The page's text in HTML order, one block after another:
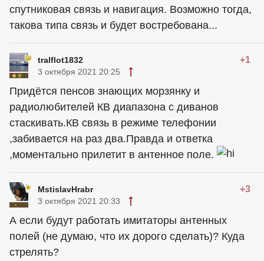
спутниковая связь и навигация. Возможно тогда,
такова типа связь и будет востребована...
tralflot1832 +1
3 октября 2021 20:25
Придётся пенсов знающих морзянку и
радиолюбителей КВ диапазона с диванов
стаскивать.КВ связь в режиме телефонии
,забивается на раз два.Правда и ответка
,моментально прилетит в антенное поле.
MstislavHrabr +3
3 октября 2021 20:33
А если будут работать имитаторы антенных
полей (не думаю, что их дорого сделать)? Куда
стрелять?